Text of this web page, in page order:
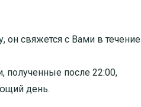
свяжется с Вами в течение
полученные после 22:00,
день.